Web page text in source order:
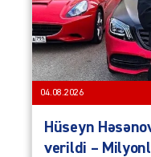
04.08.2026
Hüseyn
verildi –